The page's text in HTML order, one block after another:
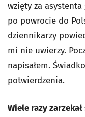
wzięty za asystenta
po powrocie do
dziennikarzy
mi nie uwierzy.
napisałem.
potwierdzenia.
Wiele razy